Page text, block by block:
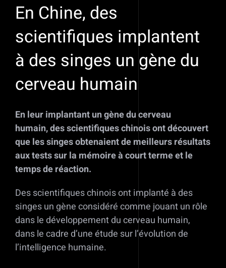
En Chine, des
scientifiques implantent
à des singes un gène du
cerveau humain
En leur implantant un gène du cerveau
humain, des scientifiques chinois ont découvert
que les singes obtenaient de meilleurs résultats
aux tests sur la mémoire à court terme et le
temps de réaction.
Des scientifiques chinois ont implanté à des
singes un gène considéré comme jouant un rôle
dans le développement du cerveau humain,
dans le cadre d’une étude sur l’évolution de
l’intelligence humaine.